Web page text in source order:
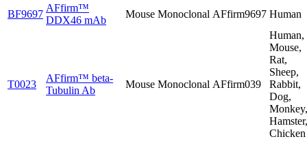
BF9697
AFfirm™
DDX46 mAb
Mouse Monoclonal AFfirm9697 Human
T0023
AFfirm™ beta-
Tubulin Ab
Mouse Monoclonal AFfirm039
Human,
Mouse,
Rat,
Sheep,
Rabbit,
Dog,
Monkey,
Hamster,
Chicken